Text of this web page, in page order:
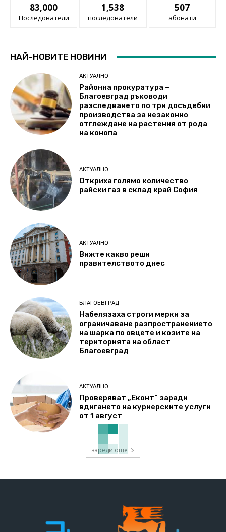
83,000
Последователи
1,538
последователи
507
абонати
НАЙ-НОВИТЕ НОВИНИ
АКТУАЛНО
Районна прокуратура –
Благоевград ръководи
разследването по три досъдебни
производства за незаконно
отглеждане на растения от рода
на конопа
АКТУАЛНО
Откриха голямо количество
райски газ в склад край София
АКТУАЛНО
Вижте какво реши
правителството днес
БЛАГОЕВГРАД
Набелязаха строги мерки за
ограничаване разпространението
на шарка по овцете и козите на
територията на област
Благоевград
АКТУАЛНО
Проверяват „Еконт“ заради
вдигането на куриерските услуги
от 1 август
зареди още